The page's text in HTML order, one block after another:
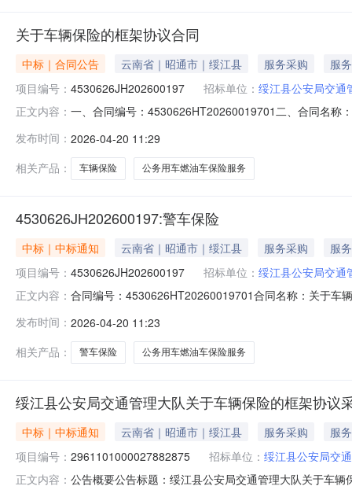
关于车辆保险的框架协议合同
中标｜合同公告 云南省｜昭通市｜绥江县 服务采购
服务
项目编号： 4530626JH202600197 招标单位： 绥江县公安局交通
正文内容： 一、合同编号：4530626HT20260019701二、合同名称
司地址：云南省昭通市昭阳区凤霞路西侧恒嘉凤凰城2幢
发布时间： 2026-04-20 11:29
相关产品：
车辆保险 公务用车燃油车保险服务
4530626JH202600197:警车保险
中标｜中标通知 云南省｜昭通市｜绥江县 服务采购
服务
项目编号： 4530626JH202600197 招标单位： 绥江县公安局交通
正文内容： 合同编号：4530626HT20260019701合同名称：关于车
期：2026-04-20代理机构：进口产品审核前公示：采购
发布时间： 2026-04-20 11:23
相关产品：
警车保险 公务用车燃油车保险服务
绥江县公安局交通管理大队关于车辆保险的框架协议
中标｜中标通知 云南省｜昭通市｜绥江县 服务采购
服务
项目编号： 2961101000027882875 招标单位： 绥江县公安局交
正文内容： 公告概要公告标题：绥江县公安局交通管理大队关于车